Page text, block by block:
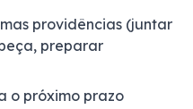
providências (juntar
preparar
o próximo prazo